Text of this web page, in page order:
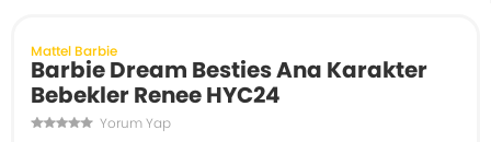
Mattel Barbie
Barbie Dream Besties Ana Karakter
Bebekler Renee HYC24
Yorum Yap